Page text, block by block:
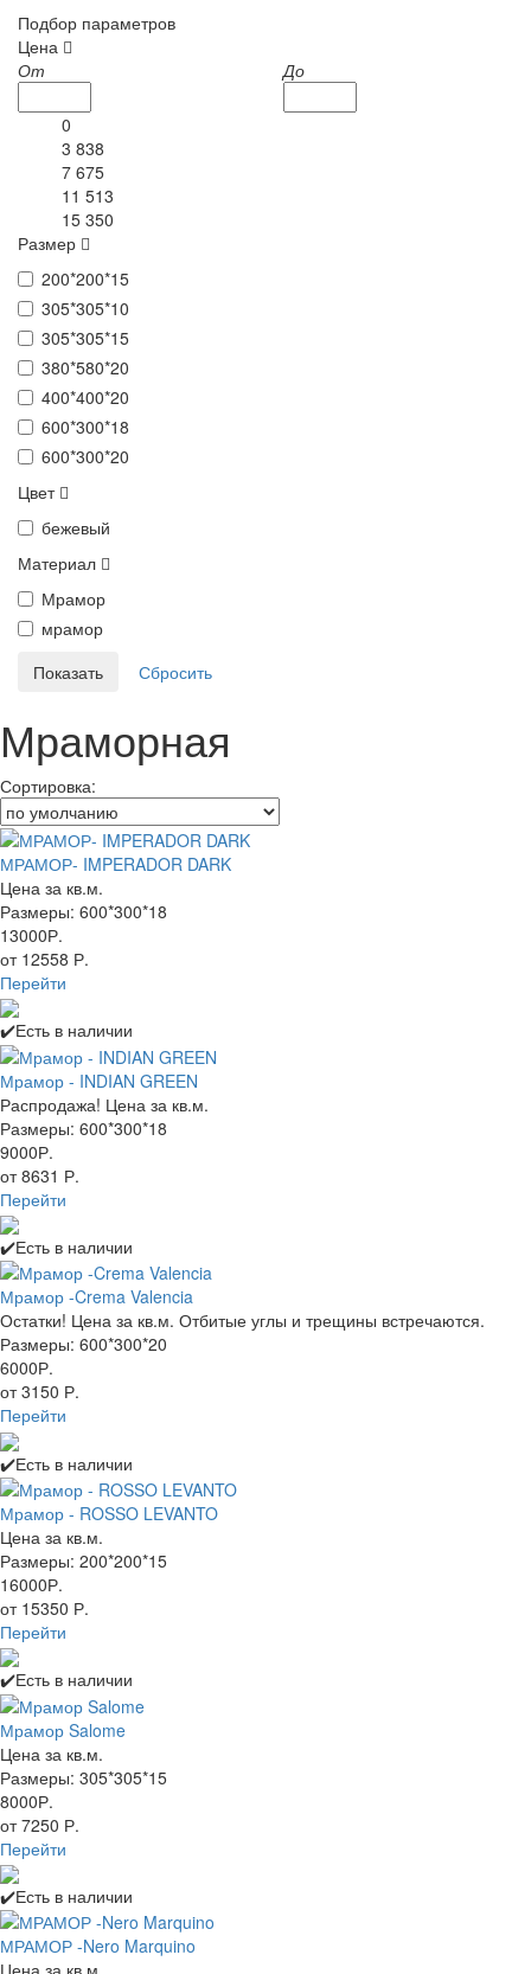
Подбор параметров
Цена
От
До
0
3 838
7 675
11 513
15 350
Размер
200*200*15
305*305*10
305*305*15
380*580*20
400*400*20
600*300*18
600*300*20
Цвет
бежевый
Материал
Мрамор
мрамор
Мраморная
Сортировка:
МРАМОР- IMPERADOR DARK
Цена за кв.м.
Размеры: 600*300*18
13000Р.
от 12558 Р.
Перейти
✔️Есть в наличии
Мрамор - INDIAN GREEN
Распродажа! Цена за кв.м.
Размеры: 600*300*18
9000Р.
от 8631 Р.
Перейти
✔️Есть в наличии
Мрамор -Crema Valencia
Остатки! Цена за кв.м. Отбитые углы и трещины встречаются.
Размеры: 600*300*20
6000Р.
от 3150 Р.
Перейти
✔️Есть в наличии
Мрамор - ROSSO LEVANTO
Цена за кв.м.
Размеры: 200*200*15
16000Р.
от 15350 Р.
Перейти
✔️Есть в наличии
Мрамор Salome
Цена за кв.м.
Размеры: 305*305*15
8000Р.
от 7250 Р.
Перейти
✔️Есть в наличии
МРАМОР -Nero Marquino